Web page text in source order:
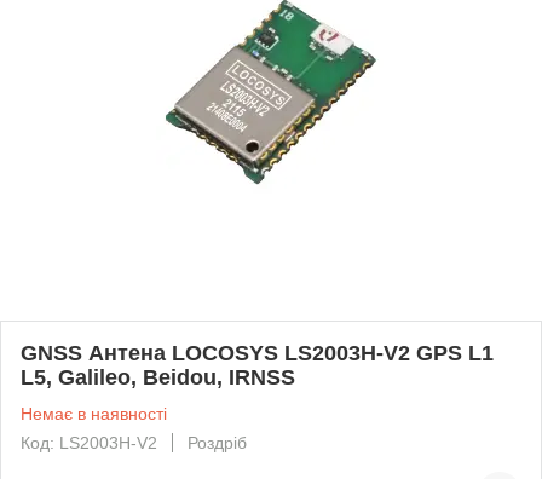
GNSS Антена LOCOSYS LS2003H-V2 GPS L1
L5, Galileo, Beidou, IRNSS
Немає в наявності
Код: LS2003H-V2
Роздріб